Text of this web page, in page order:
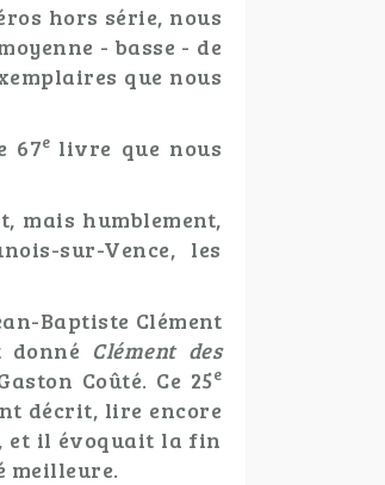
hors série, nous
- basse - de
que nous
67e livre que nous
mais humblement,
sur-Vence, les
Baptiste Clément
Clément des
Coûté. Ce 25e
décrit, lire encore
et il évoquait la fin
meilleure.